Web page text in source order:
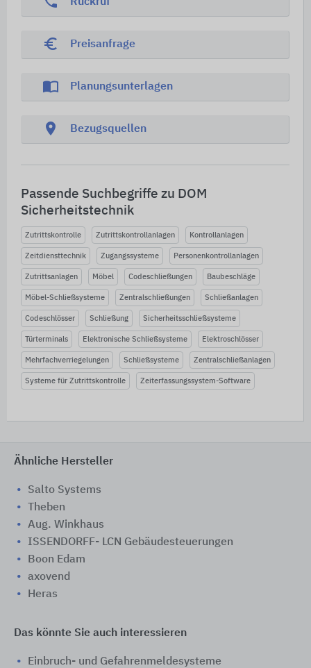
euro_symbol Preisanfrage
import_contacts Planungsunterlagen
location_on Bezugsquellen
Passende Suchbegriffe zu DOM
Sicherheitstechnik
Zutrittskontrolle Zutrittskontrollanlagen Kontrollanlagen
Zeitdiensttechnik Zugangssysteme Personenkontrollanlagen
Zutrittsanlagen Möbel Codeschließungen Baubeschläge
Möbel-Schließsysteme Zentralschließungen Schließanlagen
Codeschlösser Schließung Sicherheitsschließsysteme
Türterminals Elektronische Schließsysteme Elektroschlösser
Mehrfachverriegelungen Schließsysteme Zentralschließanlagen
Systeme für Zutrittskontrolle Zeiterfassungssystem-Software
Ähnliche Hersteller
Salto Systems
Theben
Aug. Winkhaus
ISSENDORFF- LCN Gebäudesteuerungen
Boon Edam
axovend
Heras
Das könnte Sie auch interessieren
Einbruch- und Gefahrenmeldesysteme